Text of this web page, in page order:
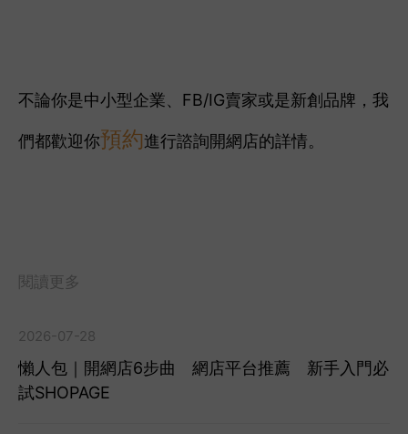
不論你是中小型企業、FB/IG賣家或是新創品牌，我
們都歡迎你預約進行諮詢開網店的詳情。
閱讀更多
2026-07-28
懶人包｜開網店6步曲 網店平台推薦 新手入門必
試SHOPAGE